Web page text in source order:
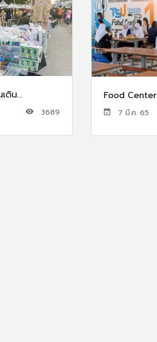
ดิน...
3689
Food
7 มี.ค. 65